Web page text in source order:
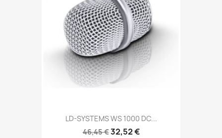
LD-SYSTEMS WS 1000 DC...
46,45 €32,52 €